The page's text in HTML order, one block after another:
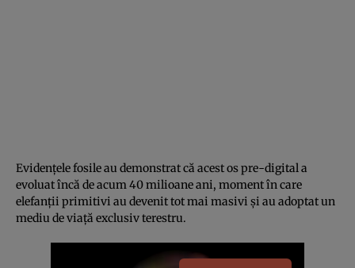
Evidenţele fosile au demonstrat că acest os pre-digital a
evoluat încă de acum 40 milioane ani, moment în care
elefanţii primitivi au devenit tot mai masivi şi au adoptat un
mediu de viaţă exclusiv terestru.